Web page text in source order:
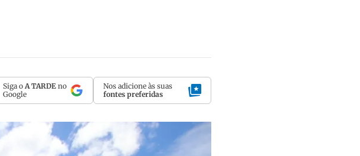
Siga o A TARDE no
Google
Nos adicione às suas
fontes preferidas